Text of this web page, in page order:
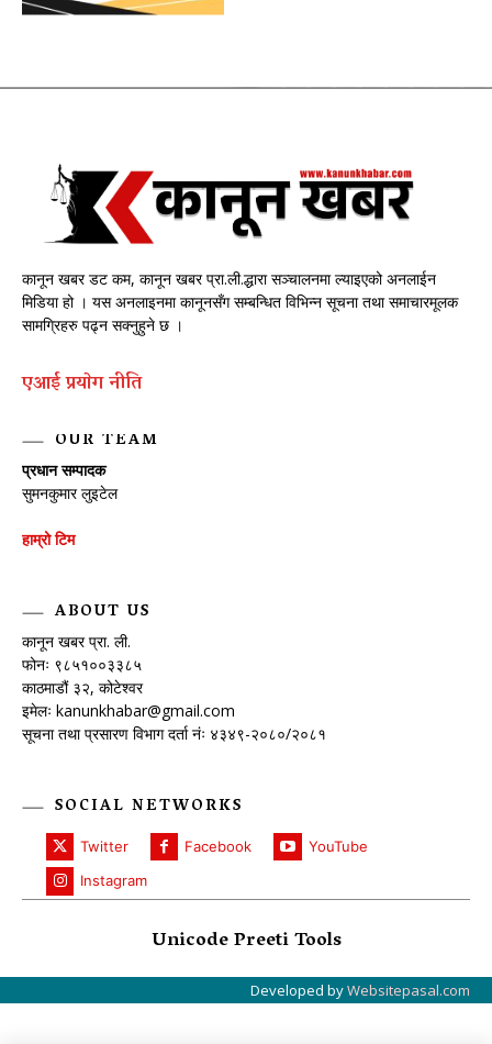
कानून खबर डट कम, कानून खबर प्रा.ली.द्धारा सञ्चालनमा ल्याइएको अनलाईन
मिडिया हो । यस अनलाइनमा कानूनसँग सम्बन्धित विभिन्न सूचना तथा समाचारमूलक
सामग्रिहरु पढ्न सक्नुहुने छ ।
एआई प्रयाेग नीति
OUR TEAM
प्रधान सम्पादक
सुमनकुमार लुइटेल
हाम्रो टिम
ABOUT US
कानून खबर प्रा. ली.
फोनः ९८५१००३३८५
काठमाडौं ३२, कोटेश्वर
इमेलः kanunkhabar@gmail.com
सूचना तथा प्रसारण विभाग दर्ता नंः ४३४९-२०८०/२०८१
SOCIAL NETWORKS
Twitter Facebook
YouTube
Instagram
Unicode Preeti Tools
Developed byWebsitepasal.com